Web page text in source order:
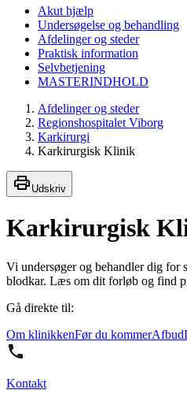
Akut hjælp
Undersøgelse og behandling
Afdelinger og steder
Praktisk information
Selvbetjening
MASTERINDHOLD
Afdelinger og steder
Regionshospitalet Viborg
Karkirurgi
Karkirurgisk Klinik
Udskriv
Karkirurgisk
Vi undersøger og behandler dig for
blodkar. Læs om dit forløb og find
Gå direkte til:
Om klinikkenFør du kommerAfbud
Kontakt